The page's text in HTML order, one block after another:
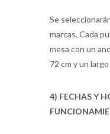
Se
marcas. Cada
mesa con un
72 cm y un
4) FECHAS Y